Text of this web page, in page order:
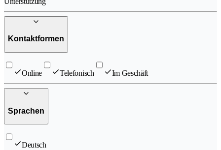
Kontaktformen
Online Telefonisch Im Geschäft
Sprachen
Deutsch